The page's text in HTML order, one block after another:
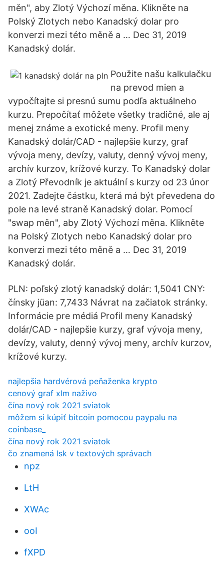
měn", aby Zlotý Výchozí měna. Klikněte na
Polský Zlotych nebo Kanadský dolar pro
konverzi mezi této měně a … Dec 31, 2019
Kanadský dolár.
Použite našu kalkulačku
na prevod mien a
vypočítajte si presnú sumu podľa aktuálneho
kurzu. Prepočítať môžete všetky tradičné, ale aj
menej známe a exotické meny. Profil meny
Kanadský dolár/CAD - najlepšie kurzy, graf
vývoja meny, devízy, valuty, denný vývoj meny,
archív kurzov, krížové kurzy. To Kanadský dolar
a Zlotý Převodník je aktuální s kurzy od 23 únor
2021. Zadejte částku, která má být převedena do
pole na levé straně Kanadský dolar. Pomocí
"swap měn", aby Zlotý Výchozí měna. Klikněte
na Polský Zlotych nebo Kanadský dolar pro
konverzi mezi této měně a … Dec 31, 2019
Kanadský dolár.
PLN: poľský zlotý kanadský dolár: 1,5041 CNY:
čínsky jüan: 7,7433 Návrat na začiatok stránky.
Informácie pre médiá Profil meny Kanadský
dolár/CAD - najlepšie kurzy, graf vývoja meny,
devízy, valuty, denný vývoj meny, archív kurzov,
krížové kurzy.
najlepšia hardvérová peňaženka krypto
cenový graf xlm naživo
čína nový rok 2021 sviatok
môžem si kúpiť bitcoin pomocou paypalu na
coinbase_
čína nový rok 2021 sviatok
čo znamená lsk v textových správach
npz
LtH
XWAc
ooI
fXPD